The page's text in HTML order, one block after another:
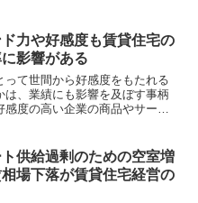
ていくことでしょう。マンショ
にもよると思いま...
力や好感度も賃貸住宅の
に影響がある
って世間から好感度をもたれる
は、業績にも影響を及ぼす事柄
感度の高い企業の商品やサービ
ようなものといえるでしょう。
アパートの入居率...
供給過剰のための空室増
相場下落が賃貸住宅経営の